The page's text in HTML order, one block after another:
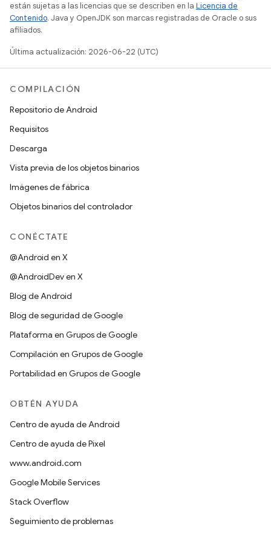
están sujetas a las licencias que se describen en la Licencia de
Contenido. Java y OpenJDK son marcas registradas de Oracle o sus
afiliados.
Última actualización: 2026-06-22 (UTC)
COMPILACIÓN
Repositorio de Android
Requisitos
Descarga
Vista previa de los objetos binarios
Imágenes de fábrica
Objetos binarios del controlador
CONÉCTATE
@Android en X
@AndroidDev en X
Blog de Android
Blog de seguridad de Google
Plataforma en Grupos de Google
Compilación en Grupos de Google
Portabilidad en Grupos de Google
OBTÉN AYUDA
Centro de ayuda de Android
Centro de ayuda de Pixel
www.android.com
Google Mobile Services
Stack Overflow
Seguimiento de problemas